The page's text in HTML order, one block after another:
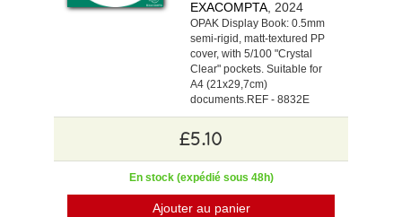
EXACOMPTA, 2024
OPAK Display Book: 0.5mm
semi-rigid, matt-textured PP
cover, with 5/100 "Crystal
Clear" pockets. Suitable for
A4 (21x29,7cm)
documents.REF - 8832E
£5.10
En stock (expédié sous 48h)
Ajouter au panier